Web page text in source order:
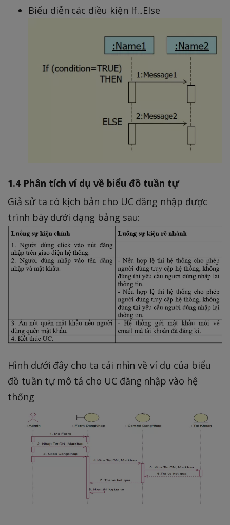
Biểu diễn các điều kiện If...Else
1.4 Phân tích ví dụ về biểu đồ tuần tự
Giả sử ta có kịch bản cho UC đăng nhập được
trình bày dưới dạng bảng sau:
Hình dưới đây cho ta cái nhìn về ví dụ của biểu
đồ tuần tự mô tả cho UC đăng nhập vào hệ
thống